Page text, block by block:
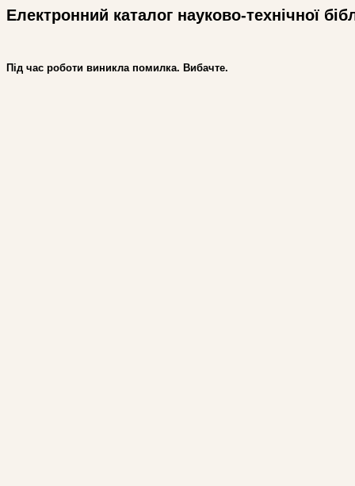
Електронний каталог науково-технічної
Під час роботи виникла помилка. Вибачте.